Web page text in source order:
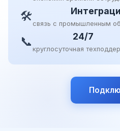
🛠 связь с промышленным
📞 24/7
круглосуточная